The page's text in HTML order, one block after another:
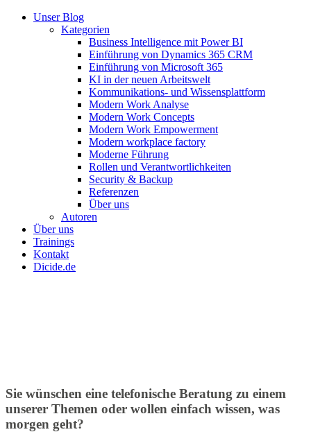
Close
Unser Blog
Kategorien
Business Intelligence mit Power BI
Einführung von Dynamics 365 CRM
Einführung von Microsoft 365
KI in der neuen Arbeitswelt
Kommunikations- und Wissensplattform
Modern Work Analyse
Modern Work Concepts
Modern Work Empowerment
Modern workplace factory
Moderne Führung
Rollen und Verantwortlichkeiten
Security & Backup
Referenzen
Über uns
Autoren
Über uns
Trainings
Kontakt
Dicide.de
Sie wünschen eine telefonische Beratung zu einem
unserer Themen oder wollen einfach wissen, was
morgen geht?